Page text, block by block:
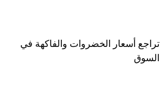
تراجع أسعار الخضروات والفاكهة في
السوق